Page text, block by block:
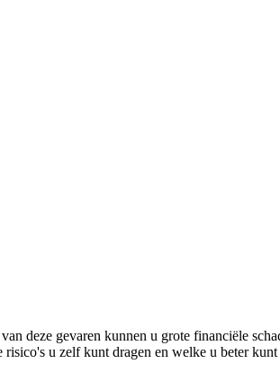
deze gevaren kunnen u grote financiële
u zelf kunt dragen en welke u beter kunt